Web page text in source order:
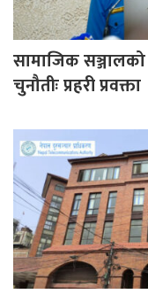
सामाजिक
चुनौतीः प्रहरी प्रवक्ता